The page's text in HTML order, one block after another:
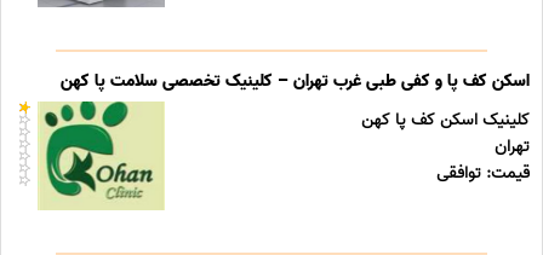
اسکن کف پا و کفی طبی غرب تهران – کلینیک تخصصی سلامت پا کهن
کلینیک اسکن کف پا کهن
تهران
قیمت: توافقی